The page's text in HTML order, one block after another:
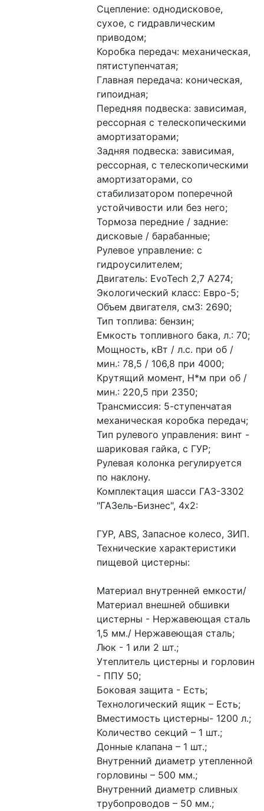
Сцепление: однодисковое,
сухое, с гидравлическим
приводом;
Коробка передач: механическая,
пятиступенчатая;
Главная передача: коническая,
гипоидная;
Передняя подвеска: зависимая,
рессорная с телескопическими
амортизаторами;
Задняя подвеска: зависимая,
рессорная, с телескопическими
амортизаторами, со
стабилизатором поперечной
устойчивости или без него;
Тормоза передние / задние:
дисковые / барабанные;
Рулевое управление: с
гидроусилителем;
Двигатель: EvoTech 2,7 A274;
Экологический класс: Евро-5;
Объем двигателя, см3: 2690;
Тип топлива: бензин;
Емкость топливного бака, л.: 70;
Мощность, кВт / л.с. при об /
мин.: 78,5 / 106,8 при 4000;
Крутящий момент, Н*м при об /
мин.: 220,5 при 2350;
Трансмиссия: 5-ступенчатая
механическая коробка передач;
Тип рулевого управления: винт -
шариковая гайка, с ГУР;
Рулевая колонка регулируется
по наклону.
Комплектация шасси ГАЗ-3302
"ГАЗель-Бизнес", 4х2:
ГУР, ABS, Запасное колесо, ЗИП.
Технические характеристики
пищевой цистерны:
Материал внутренней емкости/
Материал внешней обшивки
цистерны - Нержавеющая сталь
1,5 мм./ Нержавеющая сталь;
Люк - 1 или 2 шт.;
Утеплитель цистерны и горловин
- ППУ 50;
Боковая защита - Есть;
Технологический ящик – Есть;
Вместимость цистерны- 1200 л.;
Количество секций – 1 шт.;
Донные клапана – 1 шт.;
Внутренний диаметр утепленной
горловины – 500 мм.;
Внутренний диаметр сливных
трубопроводов – 50 мм.;